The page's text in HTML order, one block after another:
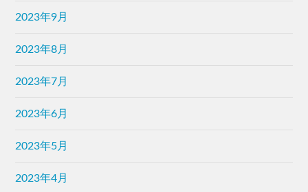
2023年9月
2023年8月
2023年7月
2023年6月
2023年5月
2023年4月